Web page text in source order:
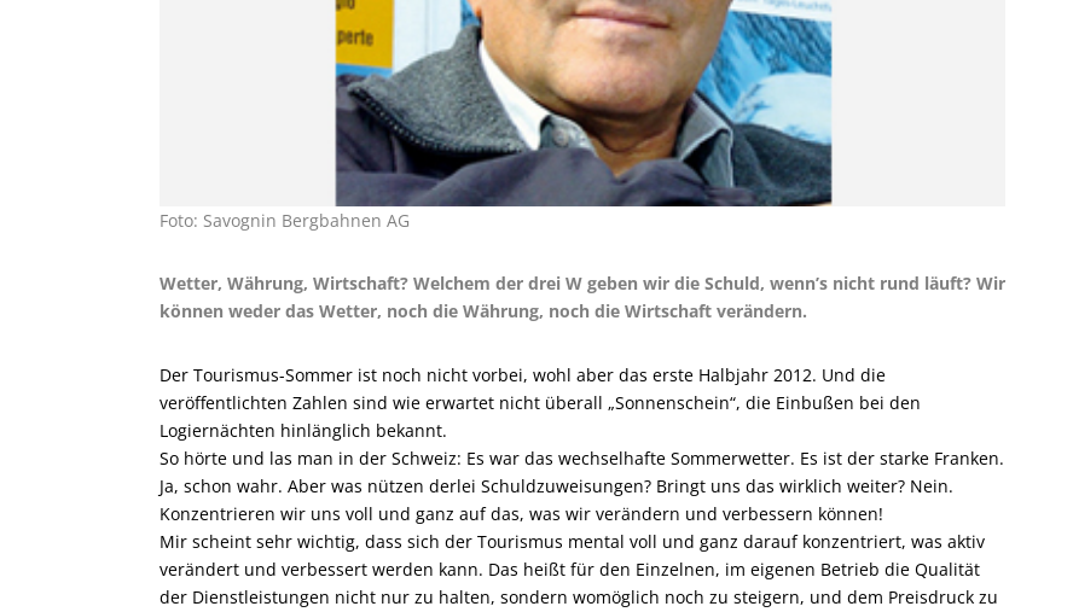
Foto: Savognin Bergbahnen AG
Wetter, Währung, Wirtschaft? Welchem der drei W geben wir die Schuld, wenn’s nicht rund läuft? Wir
können weder das Wetter, noch die Währung, noch die Wirtschaft verändern.
Der Tourismus-Sommer ist noch nicht vorbei, wohl aber das erste Halbjahr 2012. Und die
veröffentlichten Zahlen sind wie erwartet nicht überall „Sonnenschein“, die Einbußen bei den
Logiernächten hinlänglich bekannt.
So hörte und las man in der Schweiz: Es war das wechselhafte Sommerwetter. Es ist der starke Franken.
Ja, schon wahr. Aber was nützen derlei Schuldzuweisungen? Bringt uns das wirklich weiter? Nein.
Konzentrieren wir uns voll und ganz auf das, was wir verändern und verbessern können!
Mir scheint sehr wichtig, dass sich der Tourismus mental voll und ganz darauf konzentriert, was aktiv
verändert und verbessert werden kann. Das heißt für den Einzelnen, im eigenen Betrieb die Qualität
der Dienstleistungen nicht nur zu halten, sondern womöglich noch zu steigern, und dem Preisdruck zu